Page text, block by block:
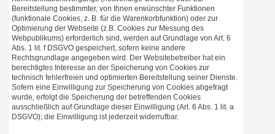
Bereitstellung bestimmter, von Ihnen erwünschter Funktionen
(funktionale Cookies, z. B. für die Warenkorbfunktion) oder zur
Optimierung der Webseite (z.B. Cookies zur Messung des
Webpublikums) erforderlich sind, werden auf Grundlage von Art. 6
Abs. 1 lit. f DSGVO gespeichert, sofern keine andere
Rechtsgrundlage angegeben wird. Der Websitebetreiber hat ein
berechtigtes Interesse an der Speicherung von Cookies zur
technisch fehlerfreien und optimierten Bereitstellung seiner Dienste.
Sofern eine Einwilligung zur Speicherung von Cookies abgefragt
wurde, erfolgt die Speicherung der betreffenden Cookies
ausschließlich auf Grundlage dieser Einwilligung (Art. 6 Abs. 1 lit. a
DSGVO); die Einwilligung ist jederzeit widerrufbar.